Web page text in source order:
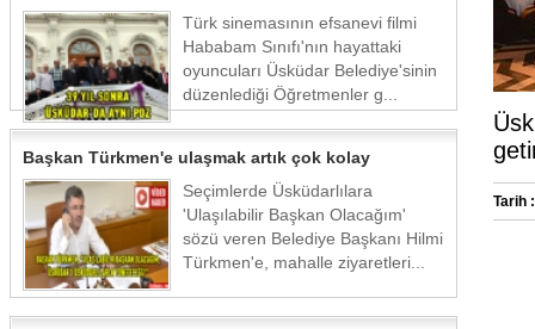
Türk sinemasının efsanevi filmi
Hababam Sınıfı'nın hayattaki
oyuncuları Üsküdar Belediye'sinin
düzenlediği Öğretmenler g...
Başkan Türkmen'e ulaşmak artık çok kolay
Seçimlerde Üsküdarlılara
'Ulaşılabilir Başkan Olacağım'
sözü veren Belediye Başkanı Hilmi
Türkmen'e, mahalle ziyaretleri...
Tarih :